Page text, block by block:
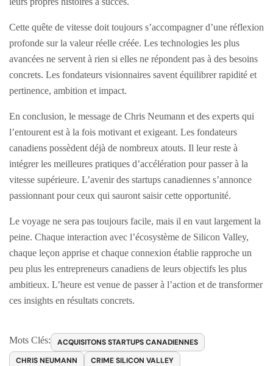
Cette quête de vitesse doit toujours s’accompagner d’une réflexion
profonde sur la valeur réelle créée. Les technologies les plus
avancées ne servent à rien si elles ne répondent pas à des besoins
concrets. Les fondateurs visionnaires savent équilibrer rapidité et
pertinence, ambition et impact.
En conclusion, le message de Chris Neumann et des experts qui
l’entourent est à la fois motivant et exigeant. Les fondateurs
canadiens possèdent déjà de nombreux atouts. Il leur reste à
intégrer les meilleures pratiques d’accélération pour passer à la
vitesse supérieure. L’avenir des startups canadiennes s’annonce
passionnant pour ceux qui sauront saisir cette opportunité.
Le voyage ne sera pas toujours facile, mais il en vaut largement la
peine. Chaque interaction avec l’écosystème de Silicon Valley,
chaque leçon apprise et chaque connexion établie rapproche un
peu plus les entrepreneurs canadiens de leurs objectifs les plus
ambitieux. L’heure est venue de passer à l’action et de transformer
ces insights en résultats concrets.
Mots Clés:
ACQUISITONS STARTUPS CANADIENNES
CHRIS NEUMANN
CRIME SILICON VALLEY